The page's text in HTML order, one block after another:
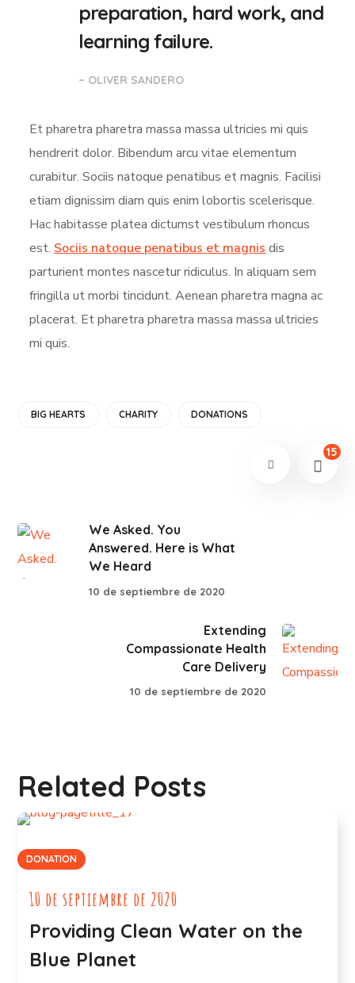
preparation, hard work, and
learning failure.
– OLIVER SANDERO
Et pharetra pharetra massa massa ultricies mi quis
hendrerit dolor. Bibendum arcu vitae elementum
curabitur. Sociis natoque penatibus et magnis. Facilisi
etiam dignissim diam quis enim lobortis scelerisque.
Hac habitasse platea dictumst vestibulum rhoncus
est. Sociis natoque penatibus et magnis dis
parturient montes nascetur ridiculus. In aliquam sem
fringilla ut morbi tincidunt. Aenean pharetra magna ac
placerat. Et pharetra pharetra massa massa ultricies
mi quis.
BIG HEARTS CHARITY DONATIONS
15
We Asked. You
Answered. Here is What
We Heard
10 de septiembre de 2020
Extending
Compassionate Health
Care Delivery
10 de septiembre de 2020
Related Posts
DONATION
10 de septiembre de 2020
Providing Clean Water on the
Blue Planet